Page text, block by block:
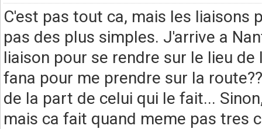
C'est pas tout ca, mais les liaisons
pas des plus simples. J'arrive a
liaison pour se rendre sur le lieu
fana pour me prendre sur la
de la part de celui qui le fait...
mais ca fait quand meme pas tres